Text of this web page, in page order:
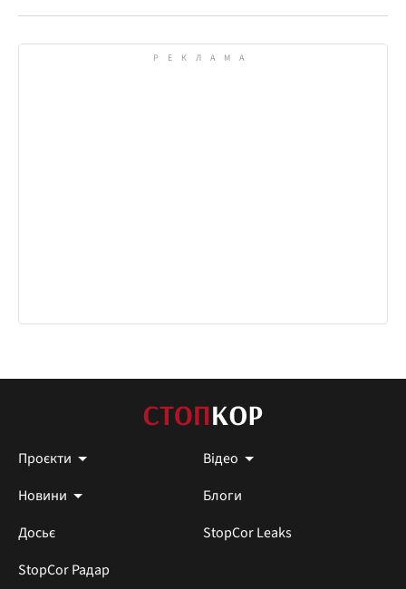
Проєкти
Відео
Новини
Блоги
Досьє
StopCor Leaks
StopCor Радар